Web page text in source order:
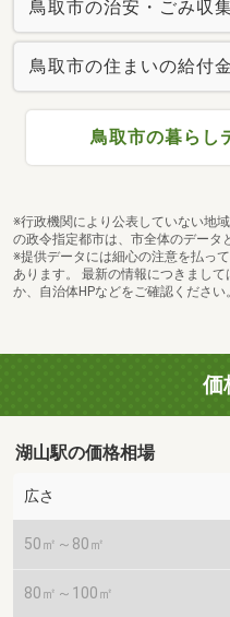
鳥取市の治安・ごみ収
鳥取市の住まいの給付金
鳥取市の暮らし
※行政機関により公表していない地
の政令指定都市は、市全体のデータ
※提供データには細心の注意を払っ
あります。 最新の情報につきまし
か、自治体HPなどをご確認ください。
価
湖山駅の価格相場
広さ
50㎡～80㎡
80㎡～100㎡